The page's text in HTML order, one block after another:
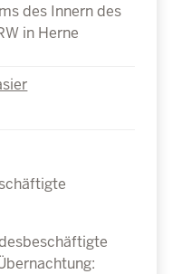
des Innern des
in Herne